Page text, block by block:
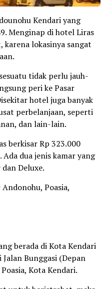
Kendari yang
Menginap di hotel Liras
lokasinya sangat
tidak perlu jauh-
peri ke Pasar
hotel juga banyak
perbelanjaan, seperti
dan lain-lain.
berkisar Rp 323.000
dua jenis kamar yang
Deluxe.
Poasia,
berada di Kota Kendari
Bunggasi (Depan
Kota Kendari.